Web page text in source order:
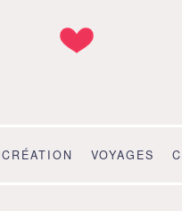
CRÉATION VOYAGES